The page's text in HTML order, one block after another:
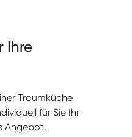
Ihre
Traumküche
für Sie Ihr
Angebot.